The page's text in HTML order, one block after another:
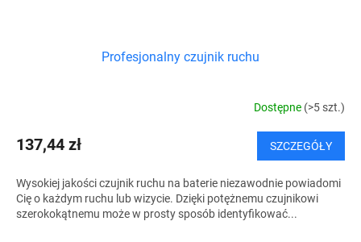
Profesjonalny czujnik ruchu
Dostępne (>5 szt.)
137,44 zł SZCZEGÓŁY
Wysokiej jakości czujnik ruchu na baterie niezawodnie powiadomi
Cię o każdym ruchu lub wizycie. Dzięki potężnemu czujnikowi
szerokokątnemu może w prosty sposób identyfikować...